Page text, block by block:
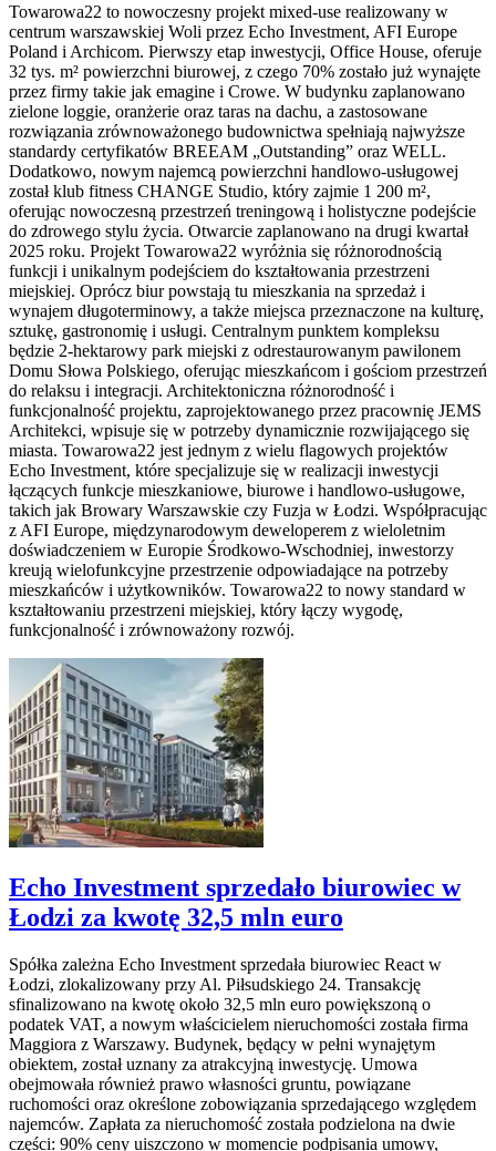
Towarowa22 to nowoczesny projekt mixed-use realizowany w
centrum warszawskiej Woli przez Echo Investment, AFI Europe
Poland i Archicom. Pierwszy etap inwestycji, Office House, oferuje
32 tys. m² powierzchni biurowej, z czego 70% zostało już wynajęte
przez firmy takie jak emagine i Crowe. W budynku zaplanowano
zielone loggie, oranżerie oraz taras na dachu, a zastosowane
rozwiązania zrównoważonego budownictwa spełniają najwyższe
standardy certyfikatów BREEAM „Outstanding” oraz WELL.
Dodatkowo, nowym najemcą powierzchni handlowo-usługowej
został klub fitness CHANGE Studio, który zajmie 1 200 m²,
oferując nowoczesną przestrzeń treningową i holistyczne podejście
do zdrowego stylu życia. Otwarcie zaplanowano na drugi kwartał
2025 roku. Projekt Towarowa22 wyróżnia się różnorodnością
funkcji i unikalnym podejściem do kształtowania przestrzeni
miejskiej. Oprócz biur powstają tu mieszkania na sprzedaż i
wynajem długoterminowy, a także miejsca przeznaczone na kulturę,
sztukę, gastronomię i usługi. Centralnym punktem kompleksu
będzie 2-hektarowy park miejski z odrestaurowanym pawilonem
Domu Słowa Polskiego, oferując mieszkańcom i gościom przestrzeń
do relaksu i integracji. Architektoniczna różnorodność i
funkcjonalność projektu, zaprojektowanego przez pracownię JEMS
Architekci, wpisuje się w potrzeby dynamicznie rozwijającego się
miasta. Towarowa22 jest jednym z wielu flagowych projektów
Echo Investment, które specjalizuje się w realizacji inwestycji
łączących funkcje mieszkaniowe, biurowe i handlowo-usługowe,
takich jak Browary Warszawskie czy Fuzja w Łodzi. Współpracując
z AFI Europe, międzynarodowym deweloperem z wieloletnim
doświadczeniem w Europie Środkowo-Wschodniej, inwestorzy
kreują wielofunkcyjne przestrzenie odpowiadające na potrzeby
mieszkańców i użytkowników. Towarowa22 to nowy standard w
kształtowaniu przestrzeni miejskiej, który łączy wygodę,
funkcjonalność i zrównoważony rozwój.
Echo Investment sprzedało biurowiec w
Łodzi za kwotę 32,5 mln euro
Spółka zależna Echo Investment sprzedała biurowiec React w
Łodzi, zlokalizowany przy Al. Piłsudskiego 24. Transakcję
sfinalizowano na kwotę około 32,5 mln euro powiększoną o
podatek VAT, a nowym właścicielem nieruchomości została firma
Maggiora z Warszawy. Budynek, będący w pełni wynajętym
obiektem, został uznany za atrakcyjną inwestycję. Umowa
obejmowała również prawo własności gruntu, powiązane
ruchomości oraz określone zobowiązania sprzedającego względem
najemców. Zapłata za nieruchomość została podzielona na dwie
części: 90% ceny uiszczono w momencie podpisania umowy,